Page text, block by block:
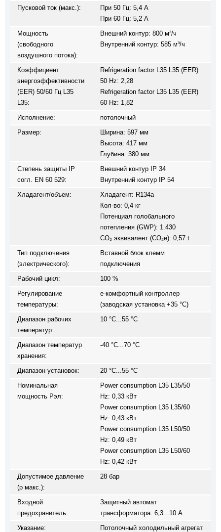
Пусковой ток (макс.):
При 50 Гц: 5,4 A
При 60 Гц: 5,2 A
Мощность
(свободного
воздушного потока):
Внешний контур: 800 м³/ч
Внутренний контур: 585 м³/ч
Коэффициент
энергоэффективности
(EER) 50/60 Гц L35
L35:
Refrigeration factor L35 L35 (EER)
50 Hz: 2,28
Refrigeration factor L35 L35 (EER)
60 Hz: 1,82
Исполнение:
потолочный
Размер:
Ширина: 597 мм
Высота: 417 мм
Глубина: 380 мм
Степень защиты IP
согл. EN 60 529:
Внешний контур IP 34
Внутренний контур IP 54
Хладагент/объем:
Хладагент: R134a
Кол-во: 0,4 кг
Потенциал голобального
потепления (GWP): 1.430
CO₂ эквивалент (CO₂e): 0,57 t
Тип подключения
(электрического):
Вставной блок клемм
подключения
Рабочий цикл:
100 %
Регулирование
температуры:
e-комфортный контроллер
(заводская установка +35 °C)
Диапазон рабочих
температур:
10 °C...55 °C
Диапазон температур
хранения:
-40 °C...70 °C
Диапазон установок:
20 °C...55 °C
Номинальная
мощность Pэл:
Power consumption L35 L35/50
Hz: 0,33 кВт
Power consumption L35 L35/60
Hz: 0,43 кВт
Power consumption L35 L50/50
Hz: 0,49 кВт
Power consumption L35 L50/60
Hz: 0,42 кВт
Допустимое давление
(p макс.):
28 бар
Входной
предохранитель:
Защитный автомат
трансформатора: 6,3...10 A
Указание:
Потолочный холодильный агрегат